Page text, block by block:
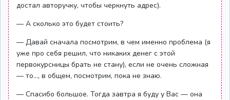
достал авторучку, чтобы черкнуть адрес).
— А сколько это будет стоить?
— Давай сначала посмотрим, в чем именно проблема (я
уже про себя решил, что никаких денег с этой
первокурсницы брать не стану), если не очень сложная
— то..., в общем, посмотрим, пока не знаю.
— Спасибо большое. Тогда завтра я буду у Вас — она